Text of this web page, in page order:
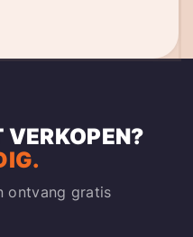
VERKOPEN?
ontvang gratis